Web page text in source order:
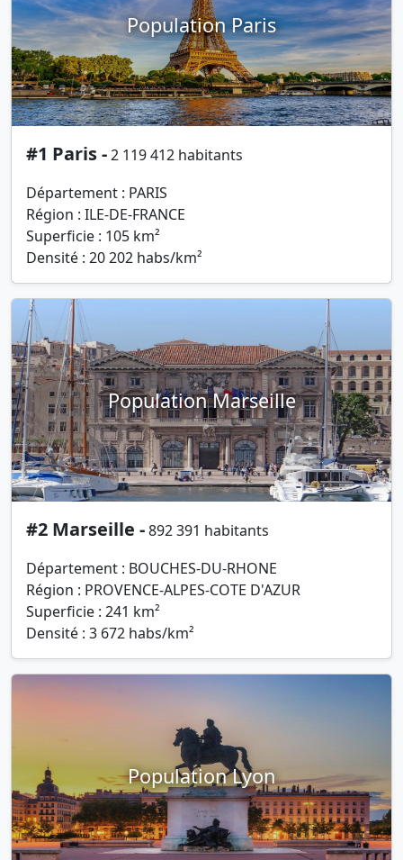
Population Paris
#1 Paris -2 119 412 habitants
Département : PARIS
Région : ILE-DE-FRANCE
Superficie : 105 km²
Densité : 20 202 habs/km²
Population Marseille
#2 Marseille -892 391 habitants
Département : BOUCHES-DU-RHONE
Région : PROVENCE-ALPES-COTE D'AZUR
Superficie : 241 km²
Densité : 3 672 habs/km²
Population Lyon